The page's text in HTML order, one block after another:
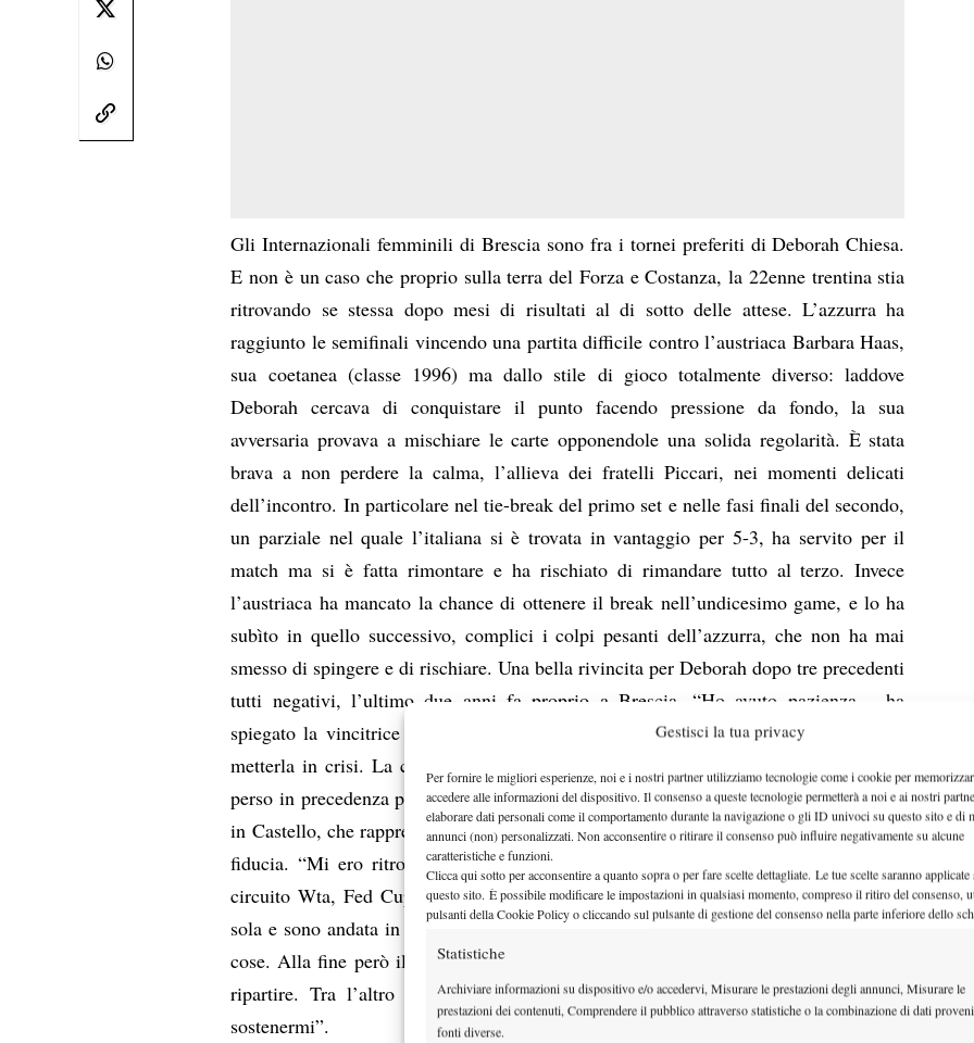
Gestisci la tua privacy
Per fornire le migliori esperienze, noi e i nostri partner utilizziamo tecnologie come i cookie per
accedere alle informazioni del dispositivo. Il consenso a queste tecnologie permetterà a noi e ai nostri
elaborare dati personali come il comportamento durante la navigazione o gli ID univoci su questo sito e di
annunci (non) personalizzati. Non acconsentire o ritirare il consenso può influire negativamente su alcune
caratteristiche e funzioni.
Clicca qui sotto per acconsentire a quanto sopra o per fare scelte dettagliate. Le tue scelte saranno applicate
questo sito. È possibile modificare le impostazioni in qualsiasi momento, compreso il ritiro del consenso,
pulsanti della Cookie Policy o cliccando sul pulsante di gestione del consenso nella parte inferiore dello
Statistiche
Archiviare informazioni su dispositivo e/o accedervi, Misurare le prestazioni degli annunci, Misurare le
prestazioni dei contenuti, Comprendere il pubblico attraverso statistiche o la combinazione di dati
fonti diverse.
Gli Internazionali femminili di Brescia sono fra i tornei preferiti di Deborah Chiesa.
E non è un caso che proprio sulla terra del Forza e Costanza, la 22enne trentina stia
ritrovando se stessa dopo mesi di risultati al di sotto delle attese. L’azzurra ha
raggiunto le semifinali vincendo una partita difficile contro l’austriaca Barbara Haas,
sua coetanea (classe 1996) ma dallo stile di gioco totalmente diverso: laddove
Deborah cercava di conquistare il punto facendo pressione da fondo, la sua
avversaria provava a mischiare le carte opponendole una solida regolarità. È stata
brava a non perdere la calma, l’allieva dei fratelli Piccari, nei momenti delicati
dell’incontro. In particolare nel tie-break del primo set e nelle fasi finali del secondo,
un parziale nel quale l’italiana si è trovata in vantaggio per 5-3, ha servito per il
match ma si è fatta rimontare e ha rischiato di rimandare tutto al terzo. Invece
l’austriaca ha mancato la chance di ottenere il break nell’undicesimo game, e lo ha
subìto in quello successivo, complici i colpi pesanti dell’azzurra, che non ha mai
smesso di spingere e di rischiare. Una bella rivincita per Deborah dopo tre precedenti
tutti negativi, l’ultimo due anni fa proprio a Brescia. “Ho avuto pazienza – ha
spiegato la vincitrice a fine gara – e in questo caso ne serviva tanta per riuscire a
metterla in crisi. La conosco bene perché abbiamo la stessa età, e ci avevo sempre
perso in precedenza perché mi dà fastidio la sua solidità”. Un risultato, la semifinale
in Castello, che rappresenta una sorta di ripartenza al termine di un periodo di scarsa
fiducia. “Mi ero ritrovata abbastanza rapidamente in un mondo totalmente nuovo:
circuito Wta, Fed Cup, avversarie di grande prestigio. Mi sono messa pressione da
sola e sono andata in crisi, mi sentivo fuori posto e ho messo in dubbio un sacco di
cose. Alla fine però il lavoro duro paga e questa settimana mi dà morale e voglia di
ripartire. Tra l’altro siamo a un’oretta da casa e la mia famiglia può venire a
sostenermi”.